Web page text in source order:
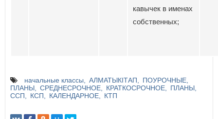
кавычек в именах
собственных;
начальные классы АЛМАТЫКІТАП
ПОУРОЧНЫЕ
ПЛАНЫ
СРЕДНЕСРОЧНОЕ КРАТКОСРОЧНОЕ
ПЛАНЫ
ССП
КСП КАЛЕНДАРНОЕ КТП